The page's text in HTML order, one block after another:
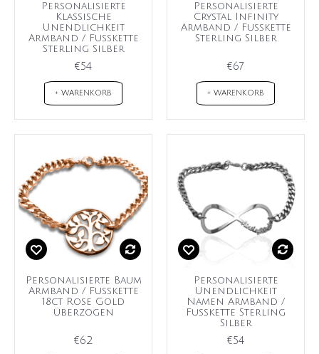
Personalisierte
Klassische
Unendlichkeit
Armband / Fußkette
Sterling Silber
€54
+ WARENKORB
Personalisierte
Crystal Infinity
Armband / Fußkette
Sterling Silber
€67
+ WARENKORB
Personalisierte Baum
Armband / Fußkette
18ct Rose Gold
überzogen
€62
Personalisierte
Unendlichkeit
Namen Armband /
Fußkette Sterling
Silber
€54